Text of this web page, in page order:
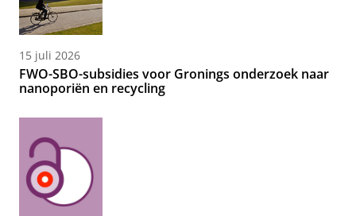
15 juli 2026
FWO-SBO-subsidies voor Gronings onderzoek naar
nanoporiën en recycling